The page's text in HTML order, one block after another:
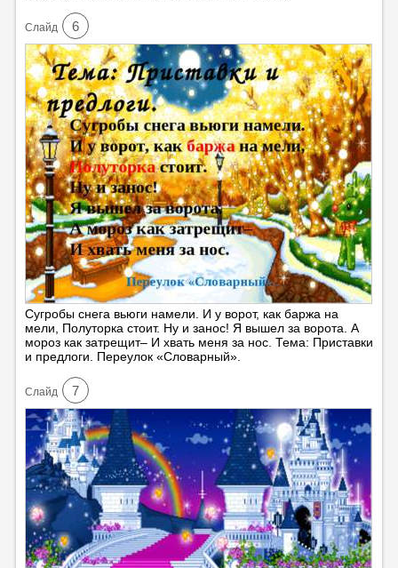
Cлайд 6
Сугробы снега вьюги намели. И у ворот, как баржа на
мели, Полуторка стоит. Ну и занос! Я вышел за ворота. А
мороз как затрещит– И хвать меня за нос. Тема: Приставки
и предлоги. Переулок «Словарный».
Cлайд 7